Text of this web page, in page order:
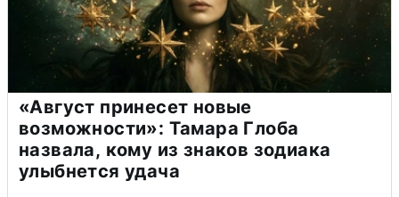
«Август принесет новые
возможности»: Тамара Глоба
назвала, кому из знаков зодиака
улыбнется удача